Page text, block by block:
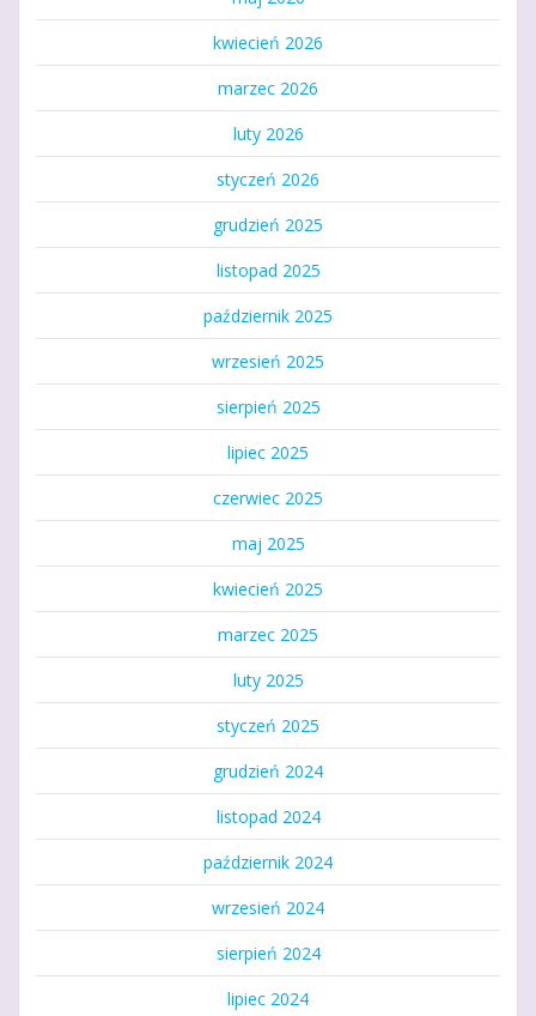
kwiecień 2026
marzec 2026
luty 2026
styczeń 2026
grudzień 2025
listopad 2025
październik 2025
wrzesień 2025
sierpień 2025
lipiec 2025
czerwiec 2025
maj 2025
kwiecień 2025
marzec 2025
luty 2025
styczeń 2025
grudzień 2024
listopad 2024
październik 2024
wrzesień 2024
sierpień 2024
lipiec 2024